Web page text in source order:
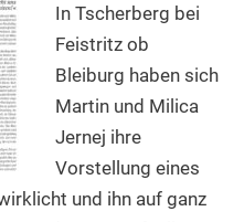
In Tscherberg bei
Feistritz ob
Bleiburg haben sich
Martin und Milica
Jernej ihre
Vorstellung eines
und ihn auf ganz